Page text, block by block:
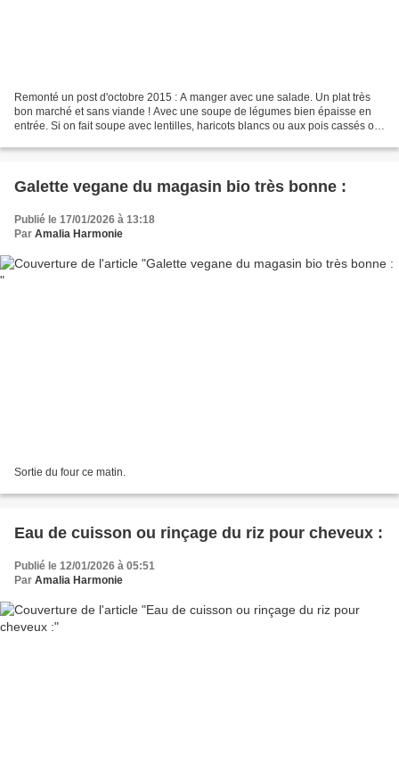
Remonté un post d'octobre 2015 : A manger avec une salade. Un plat très
bon marché et sans viande ! Avec une soupe de légumes bien épaisse en
entrée. Si on fait soupe avec lentilles, haricots blancs ou aux pois cassés on
Galette vegane du magasin bio très bonne :
Publié le 17/01/2026 à 13:18
Par Amalia Harmonie
Sortie du four ce matin.
Eau de cuisson ou rinçage du riz pour cheveux :
Publié le 12/01/2026 à 05:51
Par Amalia Harmonie